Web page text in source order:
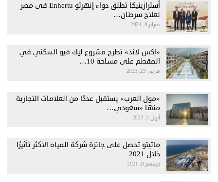
أسترازينيكا تطلق دواء إنهرتو Enhertu فى مصر
لعلاج سرطان…
فبراير 8, 2024
«إكس لاند» تطرح مشروع ليك فيو السكني في
المقطم على مساحة 10…
مارس 23, 2023
«مول العرب» يستقبل عددًا من العلامات التجارية
منها «سعودي…
أبريل 3, 2023
ماتيتو تحصل على جائزة شركة المياه الأكثر تأثيرًا
خلال 2021
ديسمبر 8, 2021